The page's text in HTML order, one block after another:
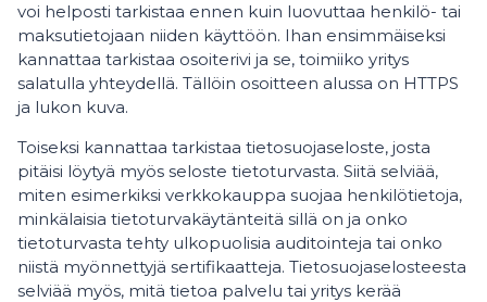
voi helposti tarkistaa ennen kuin luovuttaa henkilö- tai
maksutietojaan niiden käyttöön. Ihan ensimmäiseksi
kannattaa tarkistaa osoiterivi ja se, toimiiko yritys
salatulla yhteydellä. Tällöin osoitteen alussa on HTTPS
ja lukon kuva.
Toiseksi kannattaa tarkistaa tietosuojaseloste, josta
pitäisi löytyä myös seloste tietoturvasta. Siitä selviää,
miten esimerkiksi verkkokauppa suojaa henkilötietoja,
minkälaisia tietoturvakäytänteitä sillä on ja onko
tietoturvasta tehty ulkopuolisia auditointeja tai onko
niistä myönnettyjä sertifikaatteja. Tietosuojaselosteesta
selviää myös, mitä tietoa palvelu tai yritys kerää